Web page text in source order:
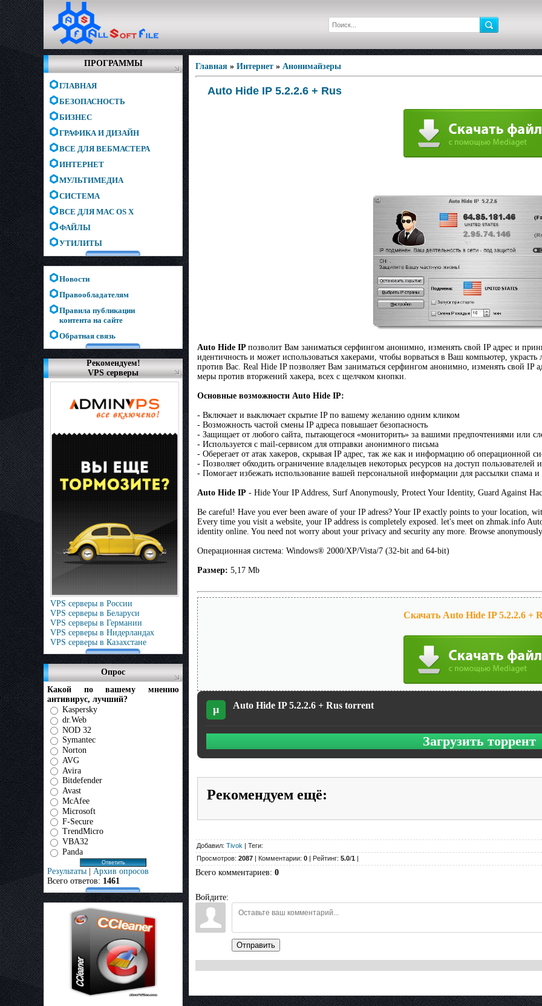
ПРОГРАММЫ
ГЛАВНАЯ
БЕЗОПАСНОСТЬ
БИЗНЕС
ГРАФИКА И ДИЗАЙН
ВСЕ ДЛЯ ВЕБМАСТЕРА
ИНТЕРНЕТ
МУЛЬТИМЕДИА
СИСТЕМА
ВСЕ ДЛЯ MAC OS X
ФАЙЛЫ
УТИЛИТЫ
Новости
Правообладателям
Правила публикации
контента на сайте
Обратная связь
Рекомендуем!
VPS серверы
VPS серверы в России
VPS серверы в Беларуси
VPS серверы в Германии
VPS серверы в Нидерландах
VPS серверы в Казахстане
Опрос
Какой по вашему мнению
антивирус, лучший?
Kaspersky
dr.Web
NOD 32
Symantec
Norton
AVG
Avira
Bitdefender
Avast
McAfee
Microsoft
F-Secure
TrendMicro
VBA32
Panda
Результаты | Архив опросов
Всего ответов: 1461
Главная » Интернет » Анонимайзеры
Auto Hide IP 5.2.2.6 + Rus
Auto Hide IP позволит Вам заниматься серфингом анонимно, изменять свой IP адрес и
идентичность и может использоваться хакерами, чтобы ворваться в Ваш компьютер,
против Вас. Real Hide IP позволяет Вам заниматься серфингом анонимно, изменять свой IP
меры против вторжений хакера, всех с щелчком кнопки.
Основные возможности Auto Hide IP:
- Включает и выключает скрытие IP по вашему желанию одним кликом
- Возможность частой смены IP адреса повышает безопасность
- Защищает от любого сайта, пытающегося «мониторить» за вашими предпочтениями или
- Используется с mail-сервисом для отправки анонимного письма
- Оберегает от атак хакеров, скрывая IP адрес, так же как и информацию об операционной
- Позволяет обходить ограничение владельцев некоторых ресурсов на доступ
- Помогает избежать использование вашей персональной информации для рассылки спама и
Auto Hide IP - Hide Your IP Address, Surf Anonymously, Protect Your Identity, Guard Against
Be careful! Have you ever been aware of your IP adress? Your IP exactly points to your location,
Every time you visit a website, your IP address is completely exposed. let's meet on zhmak.info
identity online. You need not worry about your privacy and security any more. Browse
Операционная система: Windows® 2000/XP/Vista/7 (32-bit and 64-bit)
Размер: 5,17 Mb
Скачать Auto Hide IP 5.2.2.6 +
µ Auto Hide IP 5.2.2.6 + Rus torrent
Загрузить торрент
Рекомендуем ещё:
Добавил: Tivok | Теги:
Просмотров: 2087 | Комментарии: 0 | Рейтинг: 5.0/1 |
Всего комментариев: 0
Войдите:
Отправить